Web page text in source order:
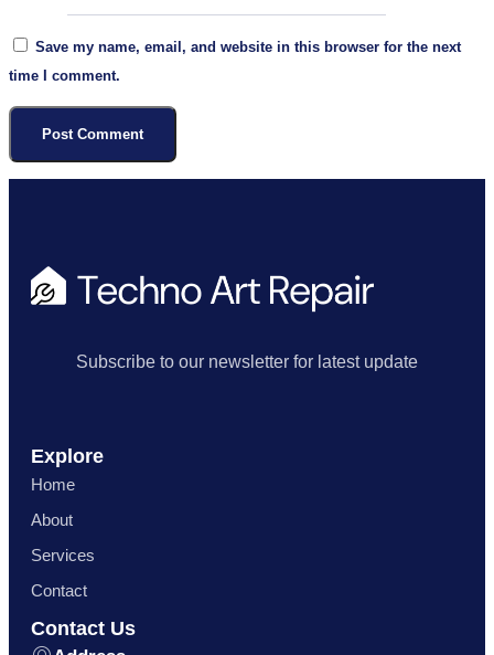
Save my name, email, and website in this browser for the next
time I comment.
Subscribe to our newsletter for latest update
Explore
Home
About
Services
Contact
Contact Us